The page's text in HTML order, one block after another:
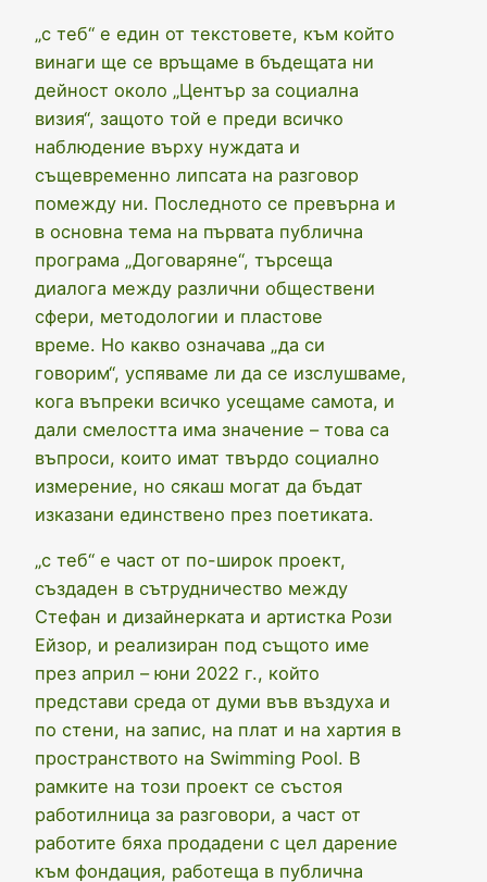
„с теб“ е един от текстовете, към който
винаги ще се връщаме в бъдещата ни
дейност около „Център за социална
визия“, защото той е преди всичко
наблюдение върху нуждата и
същевременно липсата на разговор
помежду ни. Последното се превърна и
в основна тема на първата публична
програма „Договаряне“, търсеща
диалога между различни обществени
сфери, методологии и пластове
време. Но какво означава „да си
говорим“, успяваме ли да се изслушваме,
кога въпреки всичко усещаме самота, и
дали смелостта има значение – това са
въпроси, които имат твърдо социално
измерение, но сякаш могат да бъдат
изказани единствено през поетиката.
„с теб“ е част от по-широк проект,
създаден в сътрудничество между
Стефан и дизайнерката и артистка Рози
Ейзор, и реализиран под същото име
през април – юни 2022 г., който
представи среда от думи във въздуха и
по стени, на запис, на плат и на хартия в
пространството на Swimming Pool. В
рамките на този проект се състоя
работилница за разговори, а част от
работите бяха продадени с цел дарение
към фондация, работеща в публична